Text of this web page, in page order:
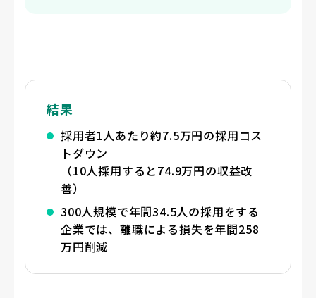
結果
採用者1人あたり約7.5万円の採用コス
トダウン
（10人採用すると74.9万円の収益改
善）
300人規模で年間34.5人の採用をする
企業では、離職による損失を年間258
万円削減